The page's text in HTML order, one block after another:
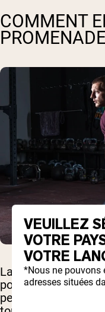
COMMENT
La promenade des
pour la plupart, elle
petits détails à
VEUILLEZ
VOTRE
VOTRE
*Nous ne pouvons
adresses situées